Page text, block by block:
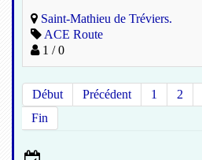
Saint-Mathieu de Tréviers.
ACE Route
1 / 0
Début Précédent 1 2
Fin